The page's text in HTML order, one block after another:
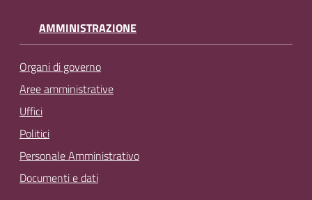
AMMINISTRAZIONE
Organi di governo
Aree amministrative
Uffici
Politici
Personale Amministrativo
Documenti e dati